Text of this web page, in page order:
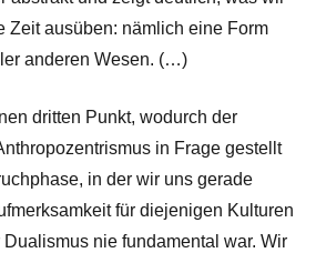
Zeit ausüben: nämlich eine Form
anderen Wesen. (…)
dritten Punkt, wodurch der
in Frage gestellt
in der wir uns gerade
für diejenigen Kulturen
nie fundamental war. Wir